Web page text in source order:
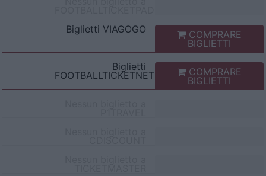
Biglietti VIAGOGO COMPRARE
BIGLIETTI
Biglietti
FOOTBALLTICKETNET COMPRARE
BIGLIETTI